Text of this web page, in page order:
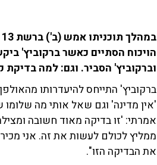
הויכוח הסתיים כאשר ברקוביץ'
וברקוביץ' הסביר. וגם: למה בדיקת
ברקוביץ' התייחס להיעדרותו
'אין מדינה' וגם שאל אותי מה
את הבדיקה הזו".